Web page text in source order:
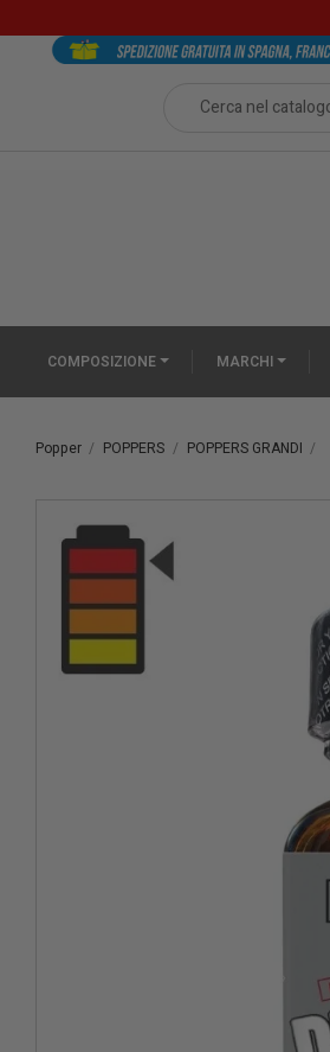
COMPOSIZIONE MARCHI
Popper POPPERS POPPERS GRANDI